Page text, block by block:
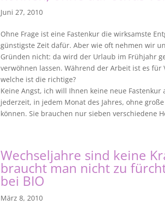
Juni 27, 2010
Ohne Frage ist eine Fastenkur die wirksamste
günstigste Zeit dafür. Aber wie oft nehmen wir
Gründen nicht: da wird der Urlaub im Frühjahr
verwöhnen lassen. Während der Arbeit ist es
welche ist die richtige?
Keine Angst, ich will Ihnen keine neue
jederzeit, in jedem Monat des Jahres, ohne
können. Sie brauchen nur sieben verschiedene
Wechseljahre sind keine
braucht man nicht zu
bei BIO
März 8, 2010